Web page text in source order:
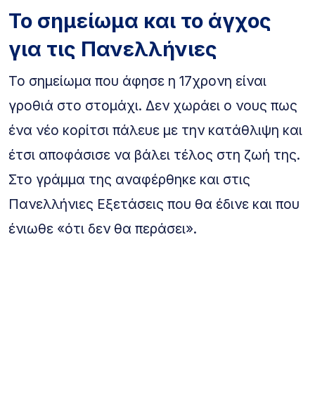
Το σημείωμα και το άγχος
για τις Πανελλήνιες
Το σημείωμα που άφησε η 17χρονη είναι
γροθιά στο στομάχι. Δεν χωράει ο νους πως
ένα νέο κορίτσι πάλευε με την κατάθλιψη και
έτσι αποφάσισε να βάλει τέλος στη ζωή της.
Στο γράμμα της αναφέρθηκε και στις
Πανελλήνιες Εξετάσεις που θα έδινε και που
ένιωθε «ότι δεν θα περάσει».